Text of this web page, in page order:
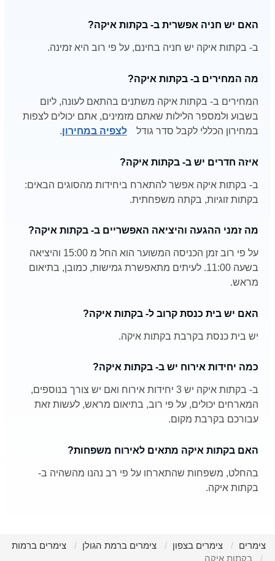
האם יש חניה אפשרית ב- בקתות איקה?
ב- בקתות איקה יש חניה בחינם, על פי רוב היא זמינה.
מה המחירים ב- בקתות איקה?
המחירים ב- בקתות איקה משתנים בהתאם לעונה, ליום
בשבוע ולמספר הלילות שאתם מזמינים, אתם יכולים לצפות
במחירון הכללי לקבל סדר גודל
לצפיה במחירון.
איזה חדרים יש ב- בקתות איקה?
ב- בקתות איקה אפשר להתארח ביחידות מהסוגים הבאים:
בקתות זוגיות, בקתה משפחתית.
מה זמני ההגעה והיציאה האפשריים ב- בקתות איקה?
על פי רוב זמן הכניסה המשוער הוא החל מ 15:00 והיציאה
בשעה 11:00. לעיתים מתאפשרת גמישות, כמובן, בתיאום
מראש.
האם יש בית כנסת קרוב ל- בקתות איקה?
יש בית כנסת בקרבת בקתות איקה.
כמה יחידות אירוח יש ב- בקתות איקה?
ב- בקתות איקה יש 3 יחידות אירוח ואם יש צורך בנוספים,
המארחים יכולים, על פי רוב, בתיאום מראש, לעשות זאת
עבורכם בקרבת מקום.
האם בקתות איקה מתאים לאירוח משפחות?
בהחלט, משפחות שהתארחו על פי רב נהנו מהשהיה ב-
בקתות איקה.
צימרים צימרים בצפון צימרים ברמת הגולן
צימרים ברמות
בקתות איקה